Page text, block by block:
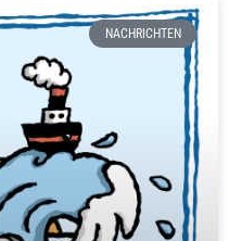
NACHRICHTEN